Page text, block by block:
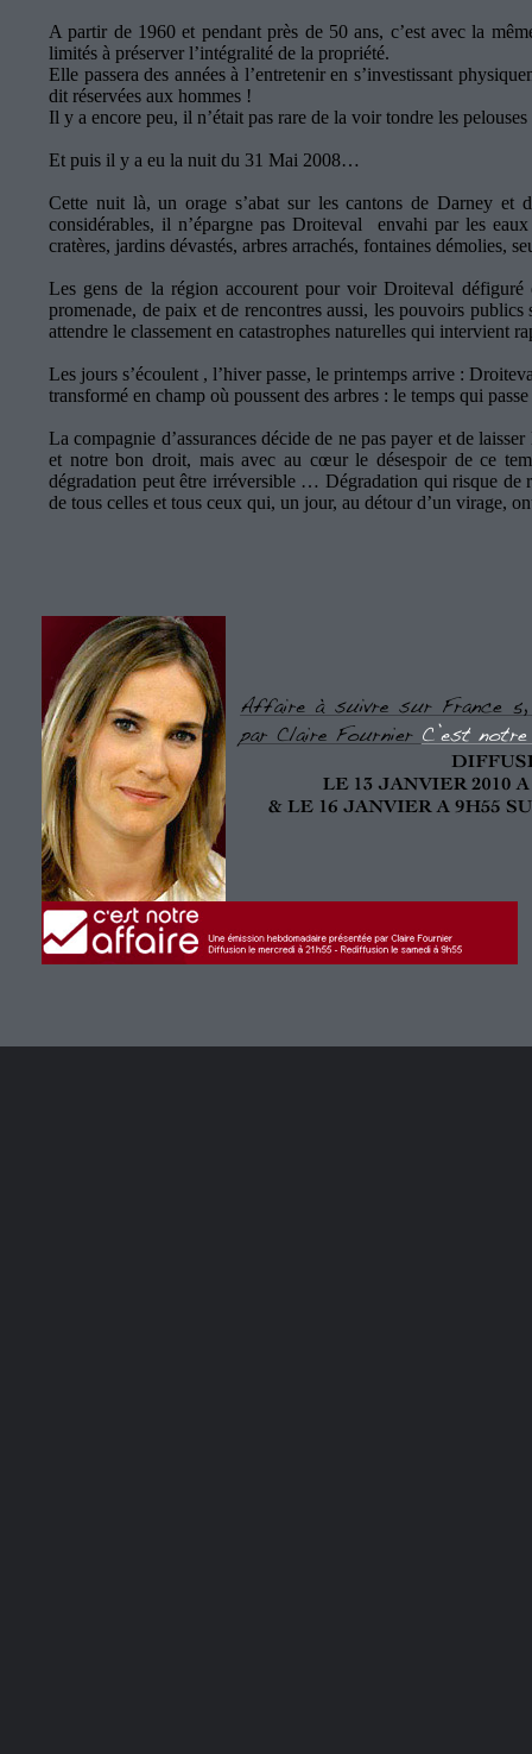
A partir de 1960 et pendant près de 50 ans, c’est avec la
limités à préserver l’intégralité de la propriété.
Elle passera des années à l’entretenir en s’investissant
dit réservées aux hommes !
Il y a encore peu, il n’était pas rare de la voir tondre les
Et puis il y a eu la nuit du 31 Mai 2008…
Cette nuit là, un orage s’abat sur les cantons de Darney et
considérables, il n’épargne pas Droiteval envahi par les
cratères, jardins dévastés, arbres arrachés, fontaines démolies,
Les gens de la région accourent pour voir Droiteval
promenade, de paix et de rencontres aussi, les pouvoirs
attendre le classement en catastrophes naturelles qui intervient
Les jours s’écoulent , l’hiver passe, le printemps arrive :
transformé en champ où poussent des arbres : le temps qui
La compagnie d’assurances décide de ne pas payer et de
et notre bon droit, mais avec au cœur le désespoir de ce
dégradation peut être irréversible … Dégradation qui risque
de tous celles et tous ceux qui, un jour, au détour d’un virage,